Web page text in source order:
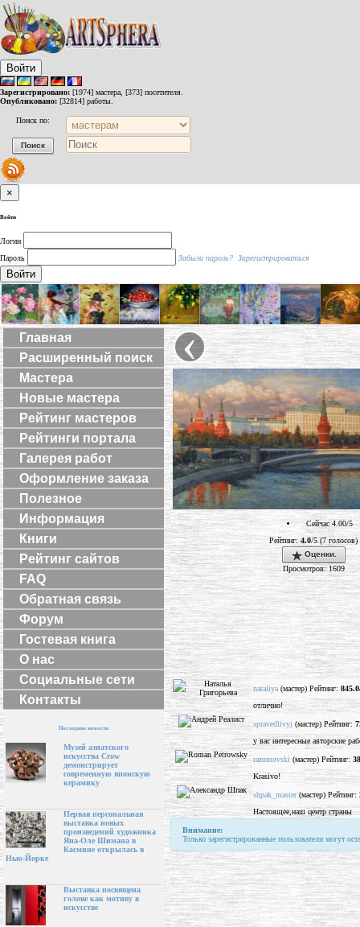
Войти
Зарегистрировано: [1974] мастера, [373] посетителя.
Опубликовано: [32814] работы.
Поиск по:
×
Войти
Логин
Пароль
Забыли пароль? Зарегистрироваться
Войти
Главная
Расширенный поиск
Мастера
Новые мастера
Рейтинг мастеров
Рейтинги портала
Галерея работ
Оформление заказа
Полезное
Информация
Книги
Рейтинг сайтов
FAQ
Обратная связь
Форум
Гостевая книга
О нас
Социальные сети
Контакты
Последние новости
Музей азиатского
искусства Crow
демонстрирует
современную японскую
керамику
Первая персональная
выставка новых
произведений художника
Яна-Оле Шимана в
Касмине открылась в
Нью-Йорке
Выставка посвящена
голове как мотиву в
искусстве
‹
Сейчас 4.00/5
Рейтинг: 4.0/5 (7 голосов)
Оценки.
Просмотров: 1609
nataliya (мастер) Рейтинг:
отлично!
spravedlivyj (мастер) Рейтинг:
у вас интересные авторские
razumovski (мастер) Рейтинг:
Krasivo!
shpak_master(мастер) Рейтинг:
Настоящее,наш центр страны
Внимание:
Только зарегистрированные пользователи могут